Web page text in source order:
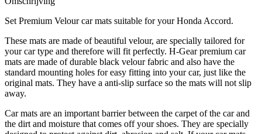
Set Premium Velour car mats suitable for your Honda Accord.
These mats are made of beautiful velour, are specially tailored for
your car type and therefore will fit perfectly. H-Gear premium car
mats are made of durable black velour fabric and also have the
standard mounting holes for easy fitting into your car, just like the
original mats. They have a anti-slip surface so the mats will not slip
away.
Car mats are an important barrier between the carpet of the car and
the dirt and moisture that comes off your shoes. They are specially